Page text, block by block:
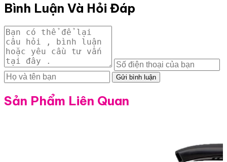
Bình Luận Và Hỏi Đáp
Gửi bình luận
Sản Phẩm Liên Quan